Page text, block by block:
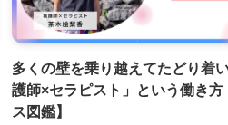
多くの壁を乗り越えてたどり着
護師×セラピスト」という働き方
ス図鑑】